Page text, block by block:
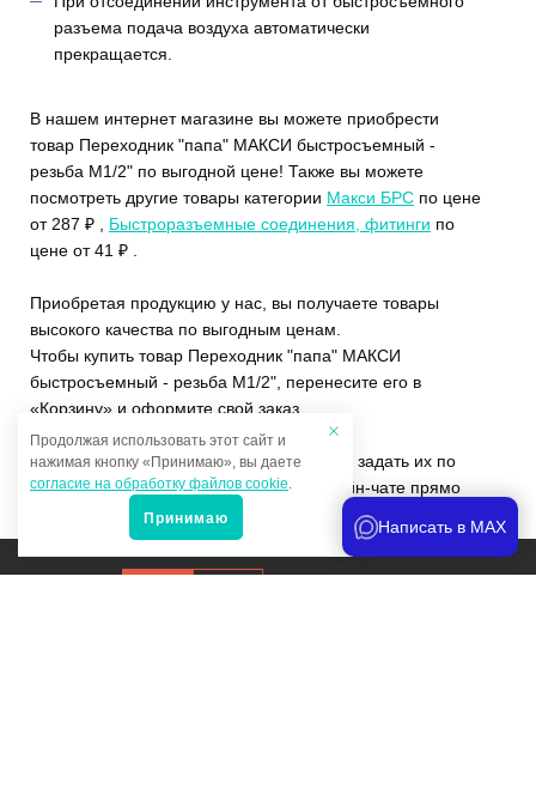
разъема подача воздуха автоматически
прекращается.
В нашем интернет магазине вы можете приобрести
товар Переходник "папа" МАКСИ быстросъемный -
резьба M1/2" по выгодной цене! Также вы можете
посмотреть другие товары категории Макси БРС по цене
от 287 ₽ , Быстроразъемные соединения, фитинги по
цене от 41 ₽ .
Приобретая продукцию у нас, вы получаете товары
высокого качества по выгодным ценам.
Чтобы купить товар Переходник "папа" МАКСИ
быстросъемный - резьба M1/2", перенесите его в
«Корзину» и оформите свой заказ.
Если у вас остались вопросы, вы можете задать их по
телефону+7 (4822)65-69-46или в онлайн-чате прямо
Продвижение сайта
Продолжая использовать этот сайт и
нажимая кнопку «Принимаю», вы даете
согласие на обработку файлов cookie.
Принимаю Написать в MAX